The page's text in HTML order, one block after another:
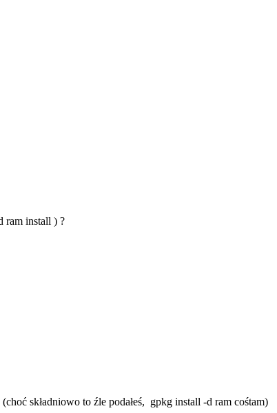
ram install ) ?
(choć składniowo to źle podałeś, gpkg install -d ram cośtam)